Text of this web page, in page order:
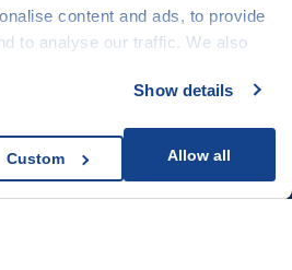
content and ads, to provide
to analyse our traffic. We also
partners who may
from your use of their
Show details
Allow all
Custom